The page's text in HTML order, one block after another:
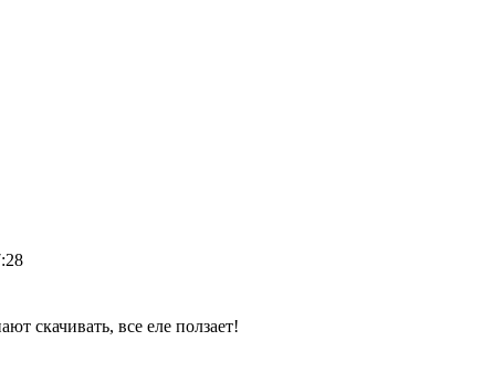
скачивать, все еле ползает!